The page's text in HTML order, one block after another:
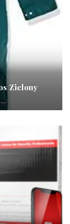
Zielony